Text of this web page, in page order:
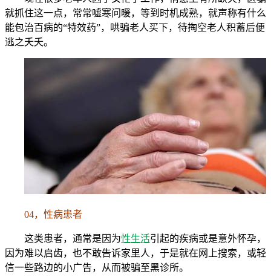
就抓住这一点，常常嘘寒问暖，等到时机成熟，就声称有什么
能包治百病的“特效药”，哄骗老人买下，待掏空老人积蓄后便
逃之夭夭。
04，性病患者
这类患者，通常是因为性生活引起的疾病或是意外怀孕，
因为难以启齿，也不敢告诉家里人，于是就在网上搜索，或轻
信一些路边的小广告，从而被骗至黑诊所。